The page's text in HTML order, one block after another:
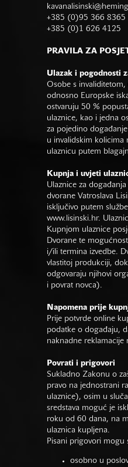
+385 (0)95 366 8365
+385 (0)1 626 4125
PRAVILA ZA
Ulazak i pogodnosti
Osobe s
odnosno Europske
ostvaruju 50 %
ulaznice, kao i jedna
za pojedino
u invalidskim kolicima
ulaznicu putem
Kupnja i uvjeti
Ulaznice za
dvorane Vatroslava
isključivo putem
www.lisinski.hr.
Kupnjom ulaznice
Dvorane te
i/ili termina izvedbe.
vlastitoj produkciji,
odgovaraju njihovi
i povrat novca).
Napomena prije
Prije potvrde online
podatke o događaju,
naknadne reklamacije
Povrati i prigovori
Sukladno Zakonu o
pravo na jednostrani
ulaznice), osim u
sredstava moguć je
roku od 60 dana, na
ulaznica kupljena.
Pisani prigovori mogu
osobno u